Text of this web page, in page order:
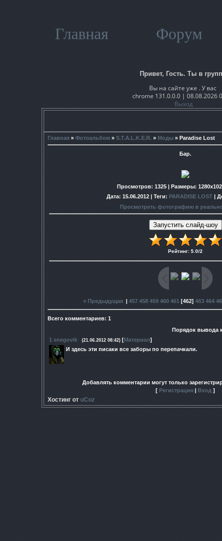
Главная Форум
Привет, Гость. Ты в
Вы на сайте уже . У вас
chrome 131.0.0.0 | 08.08.2026
Выход
Главная » Фотоальбом » S.T.A.L.K.E.R. » Моды » Paradise Lost
Бар.
Просмотров: 1325 | Размеры:
Дата: 15.06.2012 | Теги: PARADISE LOST|
Просмотреть фотографию в
Рейтинг: 5.0/2
« Предыдущая| 457 458 459 460 461 [462] 463 464
Всего комментариев: 1
Порядок вывода
1 snegovik (21.06.2012 08:42) [Материал]
И здесь эти писаки все заборы по перепачкали.
Добавлять комментарии могут только
[ Регистрация Вход ]
Хостинг от uCoz